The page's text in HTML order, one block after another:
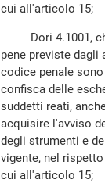
cui all'articolo 15;
Dori 4.1001,
pene previste dagli
codice penale
confisca delle
suddetti reati,
acquisire l'avviso
degli strumenti e
vigente, nel
cui all'articolo 15;